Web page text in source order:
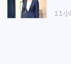
11